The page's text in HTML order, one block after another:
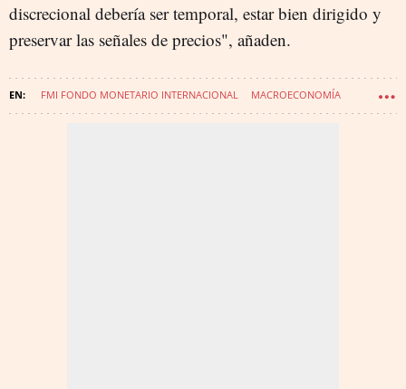
discrecional debería ser temporal, estar bien dirigido y
preservar las señales de precios", añaden.
FMI FONDO MONETARIO INTERNACIONAL MACROECONOMÍA